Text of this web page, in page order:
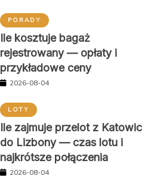
PORADY
Ile kosztuje bagaż
rejestrowany — opłaty i
przykładowe ceny
2026-08-04
LOTY
Ile zajmuje przelot z Katowic
do Lizbony — czas lotu i
najkrótsze połączenia
2026-08-04